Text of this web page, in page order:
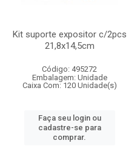
Kit suporte expositor c/2pcs
21,8x14,5cm
Código: 495272
Embalagem: Unidade
Caixa Com: 120 Unidade(s)
Faça seu login ou
cadastre-se para
comprar.